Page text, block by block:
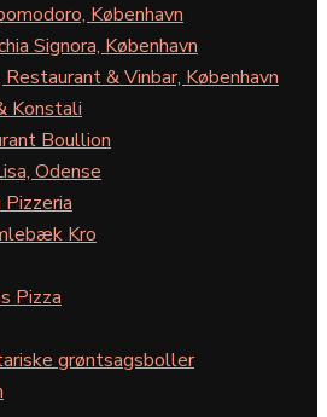
København
Signora, København
Restaurant & Vinbar, København
Konstali
Boullion
Odense
Pizzeria
Kro
Pizza
grøntsagsboller